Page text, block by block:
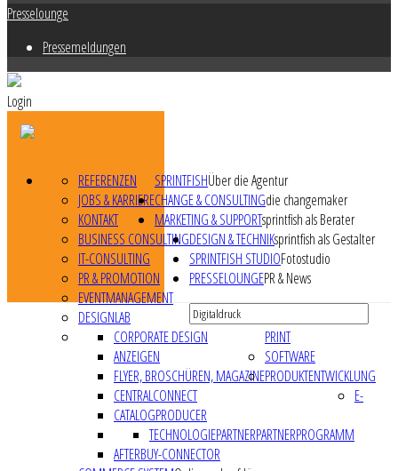
Presselounge
Pressemeldungen
Login
SPRINTFISHÜber die Agentur
REFERENZEN
JOBS & KARRIERE
KONTAKT
CHANGE & CONSULTINGdie changemaker
MARKETING & SUPPORTsprintfish als Berater
BUSINESS CONSULTING
IT-CONSULTING
PR & PROMOTION
EVENTMANAGEMENT
DESIGNLAB
DESIGN & TECHNIKsprintfish als Gestalter
PRINT
CORPORATE DESIGN
ANZEIGEN
FLYER, BROSCHÜREN, MAGAZINE
SOFTWARE
CENTRALCONNECT
CATALOGPRODUCER
PARTNERPROGRAMM
TECHNOLOGIEPARTNER
AFTERBUY-CONNECTOR
PRODUKTENTWICKLUNG
E-
SPRINTFISH STUDIOFotostudio
PRESSELOUNGEPR & News